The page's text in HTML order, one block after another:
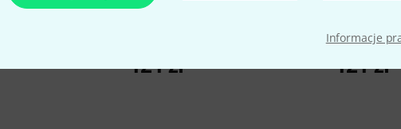
Informacje
121 zł
Schott
121 zł